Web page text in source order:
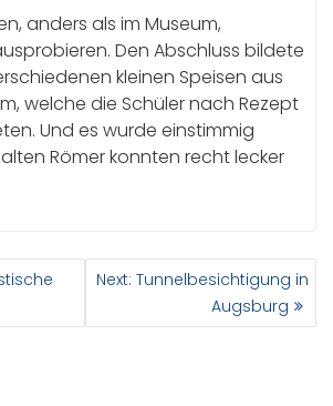
anders als im Museum,
Den Abschluss bildete
kleinen Speisen aus
welche die Schüler nach Rezept
Und es wurde einstimmig
Römer konnten recht lecker
Next: Next
Tunnelbesichtigung in
Augsburg